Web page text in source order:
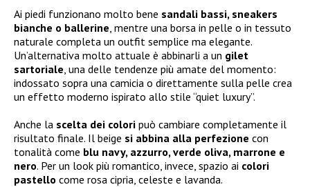
Ai piedi funzionano molto bene sandali bassi, sneakers
bianche o ballerine , mentre una borsa in pelle o in tessuto
naturale completa un outfit semplice ma elegante.
Un’alternativa molto attuale è abbinarli a un gilet
sartoriale , una delle tendenze più amate del momento:
indossato sopra una camicia o direttamente sulla pelle crea
un effetto moderno ispirato allo stile “quiet luxury”.
Anche la scelta dei colori può cambiare completamente il
risultato finale. Il beige si abbina alla perfezione con
tonalità come blu navy, azzurro, verde oliva, marrone e
nero. Per un look più romantico, invece, spazio ai colori
pastello come rosa cipria, celeste e lavanda.